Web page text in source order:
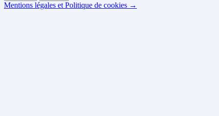
Mentions légales et Politique de cookies →